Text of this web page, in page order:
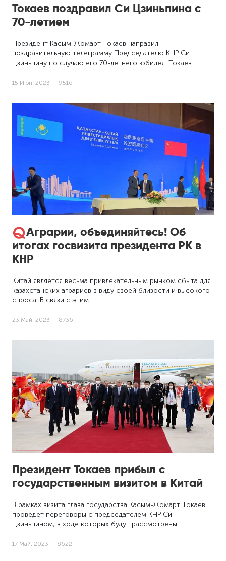
Токаев поздравил Си Цзиньпина с
70-летием
Президент Касым-Жомарт Токаев направил
поздравительную телеграмму Председателю КНР Си
Цзиньпину по случаю его 70-летнего юбилея. Токаев …
15 Июн, 2023 9516
Аграрии, объединяйтесь! Об
итогах госвизита президента РК в
КНР
Китай является весьма привлекательным рынком сбыта для
казахстанских аграриев в виду своей близости и высокого
спроса. В связи с этим …
23 Май, 2023 8736
Президент Токаев прибыл с
государственным визитом в Китай
В рамках визита глава государства Касым-Жомарт Токаев
проведет переговоры с председателем КНР Си
Цзиньпином, в ходе которых будут рассмотрены …
17 Май, 2023 8622